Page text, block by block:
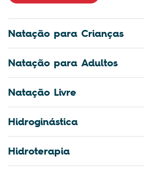
Natação para Crianças
Natação para Adultos
Natação Livre
Hidroginástica
Hidroterapia